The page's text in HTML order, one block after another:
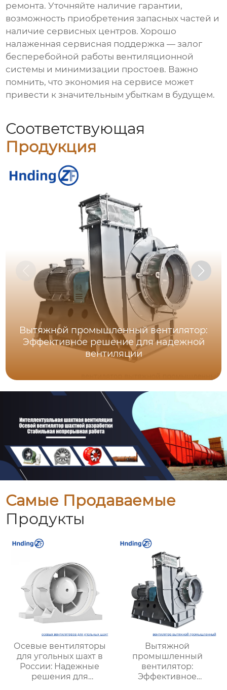
ремонта. Уточняйте наличие гарантии,
возможность приобретения запасных частей и
наличие сервисных центров. Хорошо
налаженная сервисная поддержка — залог
бесперебойной работы вентиляционной
системы и минимизации простоев. Важно
помнить, что экономия на сервисе может
привести к значительным убыткам в будущем.
Соответствующая
Продукция
Вытяжной промышленный вентилятор:
Эффективное решение для надежной
вентиляции
Самые Продаваемые
Продукты
Осевые вентиляторы
для угольных шахт в
России: Надежные
решения для
Вытяжной
промышленный
вентилятор:
Эффективное